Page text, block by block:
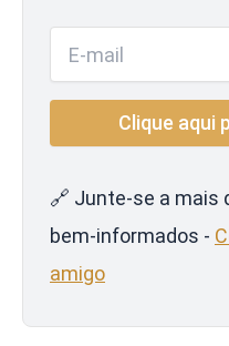
🔗 Junte-se a mais
bem-informados -
amigo